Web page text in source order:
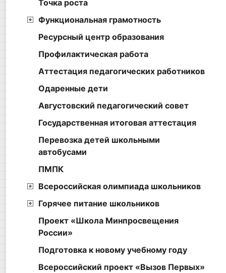
Точка роста
Функциональная грамотность
Ресурсный центр образования
Профилактическая работа
Аттестация педагогических работников
Одаренные дети
Августовский педагогический совет
Государственная итоговая аттестация
Перевозка детей школьными
автобусами
ПМПК
Всероссийская олимпиада школьников
Горячее питание школьников
Проект «Школа Минпросвещения
России»
Подготовка к новому учебному году
Всероссийский проект «Вызов Первых»